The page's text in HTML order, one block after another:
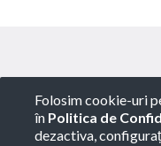
Folosim cookie-uri
în Politica de
dezactiva,
Copyright ©
utilizare-Politica